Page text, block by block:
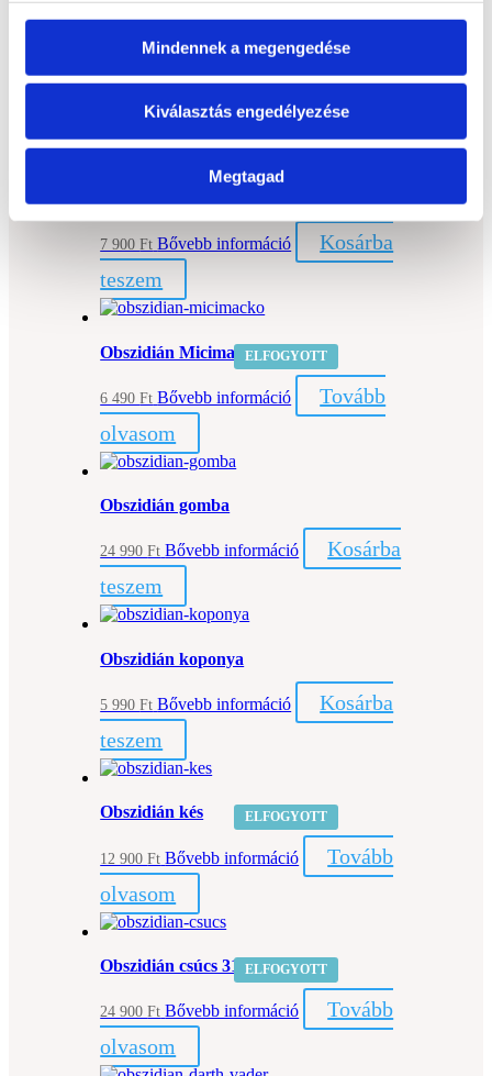
Mindennek a megengedése
Kiválasztás engedélyezése
Megtagad
Obszidián macska
Kosárba
7 900Ft Bővebb információ
Kosárba
teszem
ELFOGYOTT
Obszidián Micimackó
6 490Ft Bővebb információ
Tovább
olvasom
Obszidián gomba
24 990Ft Bővebb információ
Kosárba
teszem
Obszidián koponya
5 990Ft Bővebb információ
Kosárba
teszem
ELFOGYOTT
Obszidián kés
12 900Ft Bővebb információ
Tovább
olvasom
ELFOGYOTT
Obszidián csúcs 31,5 cm
24 900Ft Bővebb információ
Tovább
olvasom